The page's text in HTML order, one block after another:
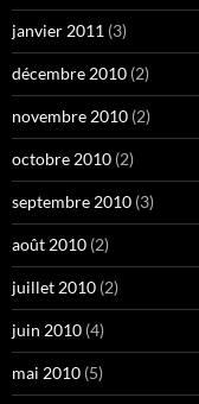
janvier 2011 (3)
décembre 2010 (2)
novembre 2010 (2)
octobre 2010 (2)
septembre 2010 (3)
août 2010 (2)
juillet 2010 (2)
juin 2010 (4)
mai 2010 (5)